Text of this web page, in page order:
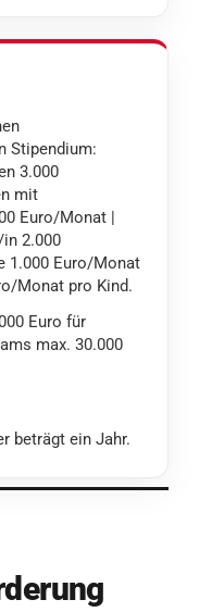
Stipendium:
3.000
mit
Euro/Monat |
2.000
1.000 Euro/Monat
Monat pro Kind.
Euro für
max. 30.000
beträgt ein Jahr.